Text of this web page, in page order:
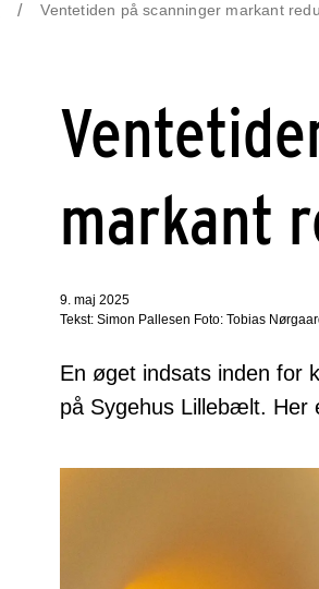
Ventetiden på scanninger markant
markant
9. maj 2025
Tekst: Simon Pallesen Foto: Tobias
En øget indsats inden for
på Sygehus Lillebælt. Her